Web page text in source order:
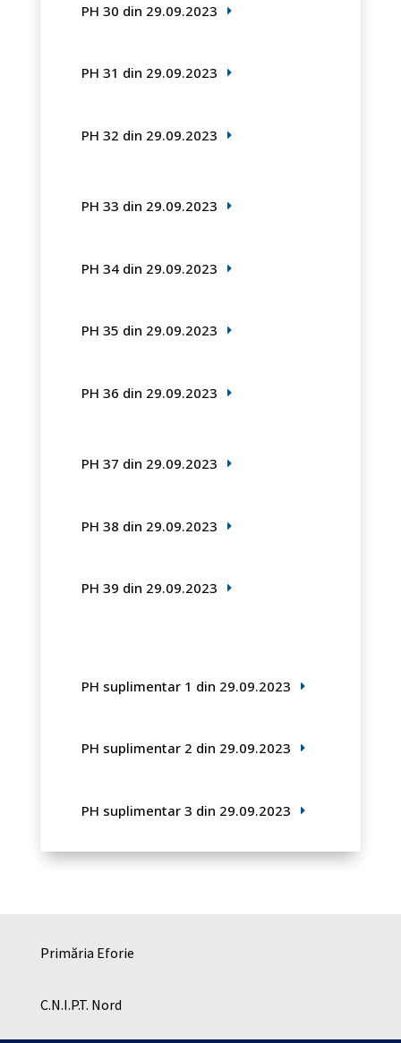
PH 30 din 29.09.2023
PH 31 din 29.09.2023
PH 32 din 29.09.2023
PH 33 din 29.09.2023
PH 34 din 29.09.2023
PH 35 din 29.09.2023
PH 36 din 29.09.2023
PH 37 din 29.09.2023
PH 38 din 29.09.2023
PH 39 din 29.09.2023
PH suplimentar 1 din 29.09.2023
PH suplimentar 2 din 29.09.2023
PH suplimentar 3 din 29.09.2023
Primăria Eforie
C.N.I.P.T. Nord